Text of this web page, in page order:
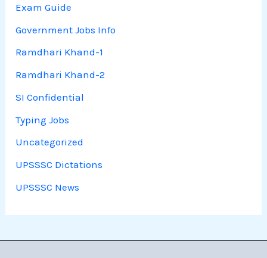
Exam Guide
Government Jobs Info
Ramdhari Khand-1
Ramdhari Khand-2
SI Confidential
Typing Jobs
Uncategorized
UPSSSC Dictations
UPSSSC News